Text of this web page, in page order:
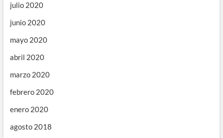
julio 2020
junio 2020
mayo 2020
abril 2020
marzo 2020
febrero 2020
enero 2020
agosto 2018